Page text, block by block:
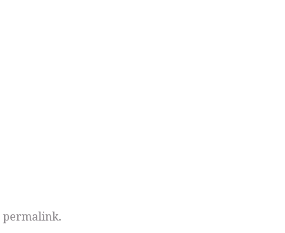
permalink.